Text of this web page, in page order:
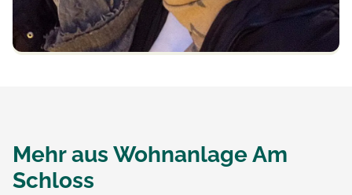
Mehr aus Wohnanlage Am
Schloss